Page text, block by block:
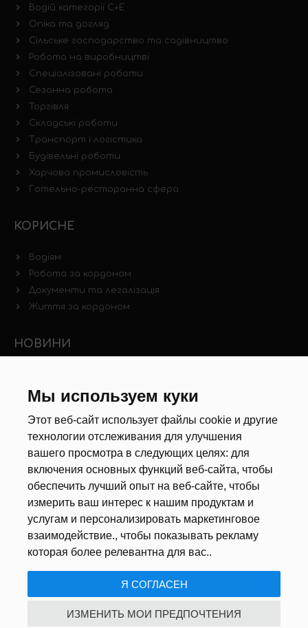
Мы используем куки
Этот веб-сайт использует файлы cookie и другие
технологии отслеживания для улучшения
вашего просмотра в следующих целях: для
включения основных функций веб-сайта, чтобы
обеспечить лучший опыт на веб-сайте, чтобы
измерить ваш интерес к нашим продуктам и
услугам и персонализировать маркетинговое
взаимодействие., чтобы показывать рекламу
которая более релевантна для вас..
Я СОГЛАСЕН
ИЗМЕНИТЬ МОИ ПРЕДПОЧТЕНИЯ
Водій категорії C+E
Опіка та догляд
Сільське господарство та садівництво
Робота на виробництві
Спеціалізовані роботи
Сезонна робота
Торгівля
Складські роботи
Транспорт і логістика
Будівельні роботи
Харчова промисловість
Готельно-ресторанна сфера
КОРИСНЕ
Водіям
Робота за кордоном
Документи та легалізація
Життя за кордоном
НОВИНИ
Інші новини
Анкета
Калькулятор дат
Документи
ПОЛІТИКА КОНФІДЕНЦІЙНОСТІ/НАЛАШТУВАННЯ ФАЙЛІВ
COOKIE